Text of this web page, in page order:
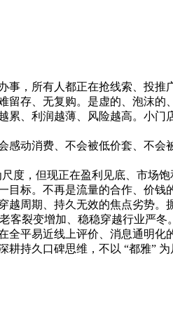
所有人都正在抢线索、投推
存、无复购。是虚的、泡沫
、利润越薄、风险越高。小
消费、不会被低价套、不会
，但现正在盈利见底、市场
标。不再是流量的合作、价
周期、持久无效的焦点劣势
客裂变增加、稳稳穿越行业严冬。
易近线上评价、消息通明化
持久口碑思维，不以 “都雅”